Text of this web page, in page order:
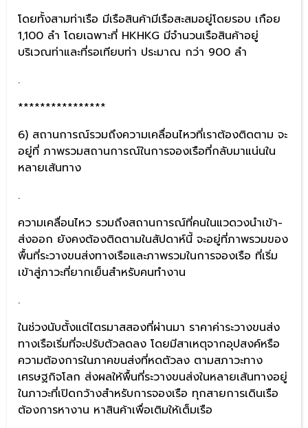
โดยทั้งสามท่าเรือ มีเรือสินค้ามีเรือสะสมอยู่โดยรอบ เกือย
1,100 ลำ โดยเฉพาะที่ HKHKG มีจำนวนเรือสินค้าอยู่
บริเวณท่าและที่รอเทียบท่า ประมาณ กว่า 900 ลำ
.
****************
6) สถานการณ์รวมถึงความเคลื่อนไหวที่เราต้องติดตาม จะ
อยู่ที่ ภาพรวมสถานการณ์ในการจองเรือที่กลับมาแน่นใน
หลายเส้นทาง
.
ความเคลื่อนไหว รวมถึงสถานการณ์ที่คนในแวดวงนำเข้า-
ส่งออก ยังคงต้องติดตามในสัปดาห์นี้ จะอยู่ที่ภาพรวมของ
พื้นที่ระวางขนส่งทางเรือและภาพรวมในการจองเรือ ที่เริ่ม
เข้าสู่ภาวะที่ยากเย็นสำหรับคนทำงาน
.
ในช่วงนับตั้งแต่ไตรมาสสองที่ผ่านมา ราคาค่าระวางขนส่ง
ทางเรือเริ่มที่จะปรับตัวลดลง โดยมีสาเหตุจากอุปสงค์หรือ
ความต้องการในภาคขนส่งที่หดตัวลง ตามสภาวะทาง
เศรษฐกิจโลก ส่งผลให้พื้นที่ระวางขนส่งในหลายเส้นทางอยู่
ในภาวะที่เปิดกว้างสำหรับการจองเรือ ทุกสายการเดินเรือ
ต้องการหางาน หาสินค้าเพื่อเติมให้เต็มเรือ